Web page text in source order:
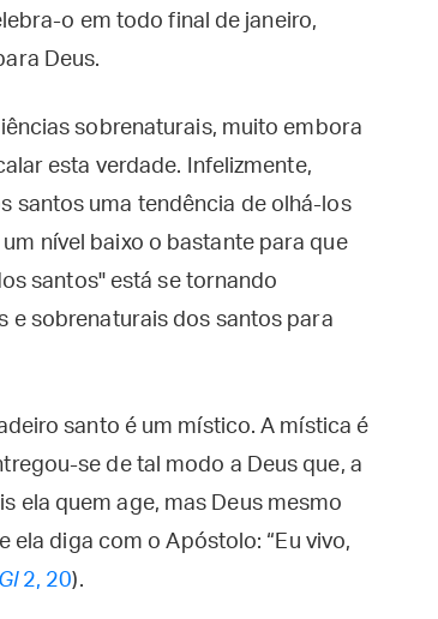
o em todo final de janeiro,
Deus.
sobrenaturais, muito embora
esta verdade. Infelizmente,
santos uma tendência de olhá-los
nível baixo o bastante para que
santos" está se tornando
e sobrenaturais dos santos para
santo é um místico. A mística é
se de tal modo a Deus que, a
ela quem age, mas Deus mesmo
ela diga com o Apóstolo: “Eu vivo,
Gl2, 20).